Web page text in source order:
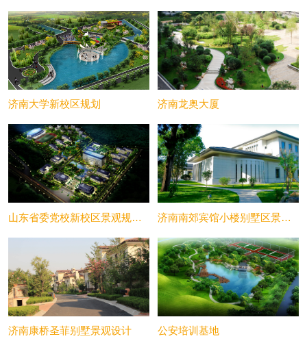
济南大学新校区规划 济南龙奥大厦
山东省委党校新校区景观规划设计 济南南郊宾馆小楼别墅区景观规划设计
济南康桥圣菲别墅景观设计 公安培训基地